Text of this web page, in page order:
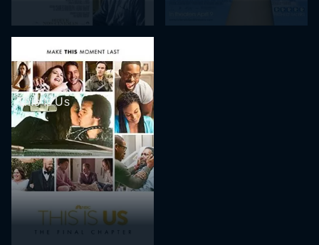
This Is Us